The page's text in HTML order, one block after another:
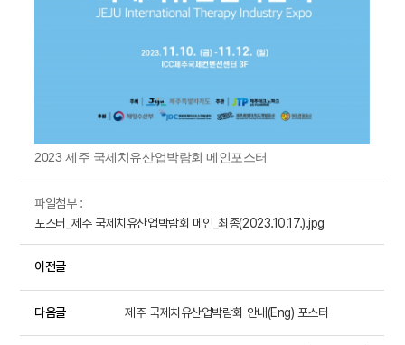
2023 제주 국제치유산업박람회 메인포스터
파일첨부 :
포스터_제주 국제치유산업박람회 메인_최종(2023.10.17.).jpg
이전글
다음글 제주 국제치유산업박람회 안내(Eng) 포스터